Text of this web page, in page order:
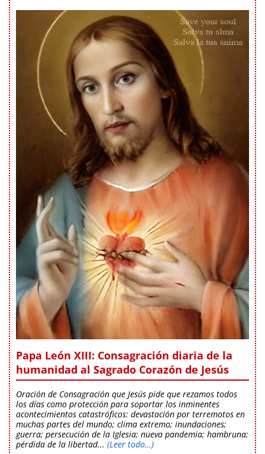
Papa León XIII: Consagración diaria de la
humanidad al Sagrado Corazón de Jesús
Oración de Consagración que Jesús pide que rezamos todos
los días como protección para soportar los inminentes
acontecimientos catastróficos: devastación por terremotos en
muchas partes del mundo; clima extremo; inundaciones;
guerra; persecución de la Iglesia; nueva pandemia; hambruna;
pérdida de la libertad... (Leer todo…)